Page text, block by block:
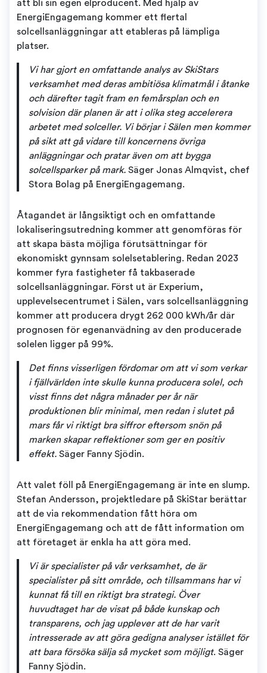
att bli sin egen elproducent. Med hjälp av
EnergiEngagemang kommer ett flertal
solcellsanläggningar att etableras på lämpliga
platser.
Vi har gjort en omfattande analys av SkiStars
verksamhet med deras ambitiösa klimatmål i åtanke
och därefter tagit fram en femårsplan och en
solvision där planen är att i olika steg accelerera
arbetet med solceller. Vi börjar i Sälen men kommer
på sikt att gå vidare till koncernens övriga
anläggningar och pratar även om att bygga
solcellsparker på mark. Säger Jonas Almqvist, chef
Stora Bolag på EnergiEngagemang.
Åtagandet är långsiktigt och en omfattande
lokaliseringsutredning kommer att genomföras för
att skapa bästa möjliga förutsättningar för
ekonomiskt gynnsam solelsetablering. Redan 2023
kommer fyra fastigheter få takbaserade
solcellsanläggningar. Först ut är Experium,
upplevelsecentrumet i Sälen, vars solcellsanläggning
kommer att producera drygt 262 000 kWh/år där
prognosen för egenanvädning av den producerade
solelen ligger på 99%.
Det finns visserligen fördomar om att vi som verkar
i fjällvärlden inte skulle kunna producera solel, och
visst finns det några månader per år när
produktionen blir minimal, men redan i slutet på
mars får vi riktigt bra siffror eftersom snön på
marken skapar reflektioner som ger en positiv
effekt. Säger Fanny Sjödin.
Att valet föll på EnergiEngagemang är inte en slump.
Stefan Andersson, projektledare på SkiStar berättar
att de via rekommendation fått höra om
EnergiEngagemang och att de fått information om
att företaget är enkla ha att göra med.
Vi är specialister på vår verksamhet, de är
specialister på sitt område, och tillsammans har vi
kunnat få till en riktigt bra strategi. Över
huvudtaget har de visat på både kunskap och
transparens, och jag upplever att de har varit
intresserade av att göra gedigna analyser istället för
att bara försöka sälja så mycket som möjligt. Säger
Fanny Sjödin.